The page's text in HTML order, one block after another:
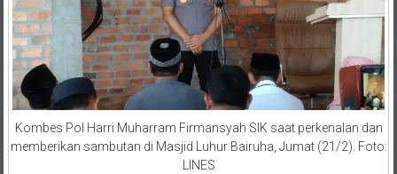
Kombes Pol Harri Muharram Firmansyah SIK saat perkenalan dan
memberikan sambutan di Masjid Luhur Bairuha, Jumat (21/2). Foto:
LINES